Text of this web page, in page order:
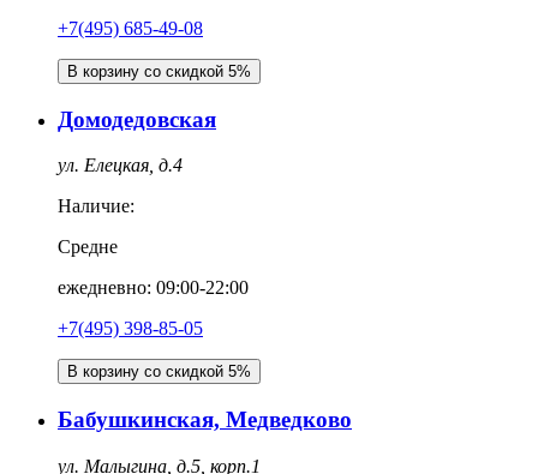
+7(495) 685-49-08
В корзину со скидкой 5%
Домодедовская
ул. Елецкая, д.4
Наличие:
Средне
ежедневно: 09:00-22:00
+7(495) 398-85-05
В корзину со скидкой 5%
Бабушкинская, Медведково
ул. Малыгина, д.5, корп.1